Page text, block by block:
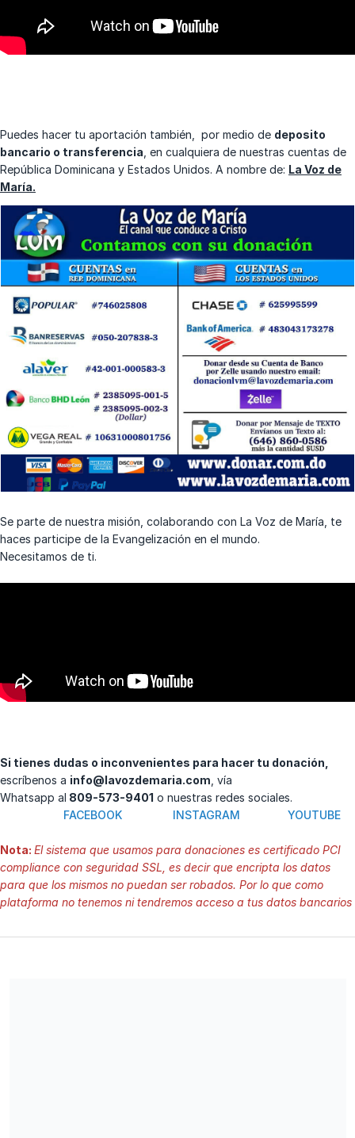
Puedes hacer tu aportación también, por medio de deposito
bancario o transferencia , en cualquiera de nuestras cuentas de
República Dominicana y Estados Unidos. A nombre de: La Voz de
María.
Se parte de nuestra misión, colaborando con La Voz de María, te
haces participe de la Evangelización en el mundo.
Necesitamos de ti.
Si tienes dudas o inconvenientes para hacer tu donación,
escríbenos a info@lavozdemaria.com , vía
Whatsapp al 809-573-9401 o nuestras redes sociales.
FACEBOOK
INSTAGRAM YOUTUBE
Nota: El sistema que usamos para donaciones es certificado PCI
compliance con seguridad SSL, es decir que encripta los datos
para que los mismos no puedan ser robados. Por lo que como
plataforma no tenemos ni tendremos acceso a tus datos bancarios